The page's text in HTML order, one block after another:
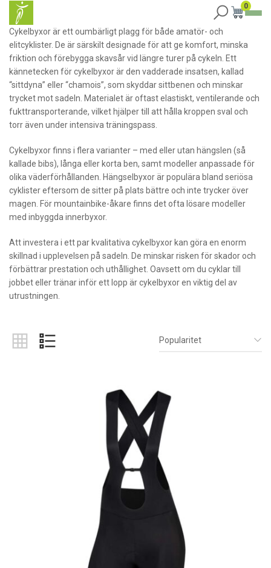
0
Cykelbyxor är ett oumbärligt plagg för både amatör- och
elitcyklister. De är särskilt designade för att ge komfort, minska
friktion och förebygga skavsår vid längre turer på cykeln. Ett
kännetecken för cykelbyxor är den vadderade insatsen, kallad
“sittdyna” eller “chamois”, som skyddar sittbenen och minskar
trycket mot sadeln. Materialet är oftast elastiskt, ventilerande och
fukttransporterande, vilket hjälper till att hålla kroppen sval och
torr även under intensiva träningspass.
Cykelbyxor finns i flera varianter – med eller utan hängslen (så
kallade bibs), långa eller korta ben, samt modeller anpassade för
olika väderförhållanden. Hängselbyxor är populära bland seriösa
cyklister eftersom de sitter på plats bättre och inte trycker över
magen. För mountainbike-åkare finns det ofta lösare modeller
med inbyggda innerbyxor.
Att investera i ett par kvalitativa cykelbyxor kan göra en enorm
skillnad i upplevelsen på sadeln. De minskar risken för skador och
förbättrar prestation och uthållighet. Oavsett om du cyklar till
jobbet eller tränar inför ett lopp är cykelbyxor en viktig del av
utrustningen.
Popularitet